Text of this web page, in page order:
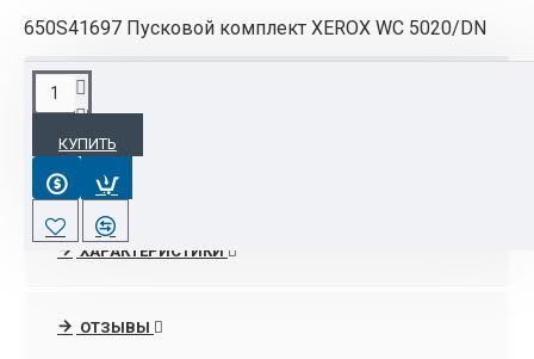
650S41697 Пусковой комплект XEROX WC 5020/DN
КУПИТЬ
ОПИСАНИЕ
650S41697 Пусковой комплект XEROX WC
5020/DN
ХАРАКТЕРИСТИКИ
ОТЗЫВЫ